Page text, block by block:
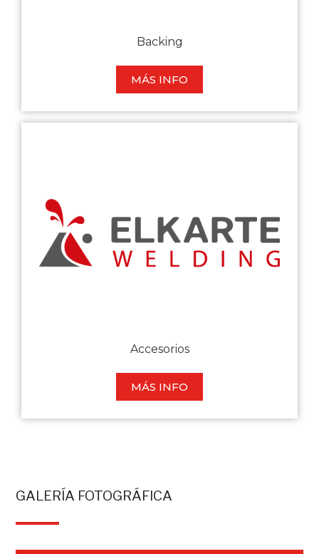
Backing
MÁS INFO
Accesorios
MÁS INFO
GALERÍA FOTOGRÁFICA